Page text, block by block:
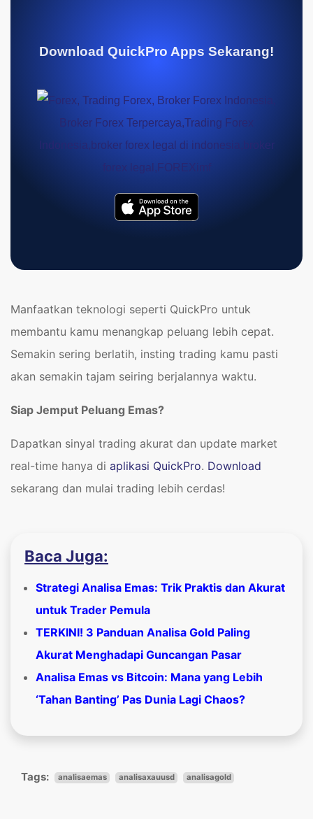
Download QuickPro Apps Sekarang!
Manfaatkan teknologi seperti QuickPro untuk
membantu kamu menangkap peluang lebih cepat.
Semakin sering berlatih, insting trading kamu pasti
akan semakin tajam seiring berjalannya waktu.
Siap Jemput Peluang Emas?
Dapatkan sinyal trading akurat dan update market
real-time hanya di aplikasi QuickPro. Download
sekarang dan mulai trading lebih cerdas!
Baca Juga:
Strategi Analisa Emas: Trik Praktis dan Akurat
untuk Trader Pemula
TERKINI! 3 Panduan Analisa Gold Paling
Akurat Menghadapi Guncangan Pasar
Analisa Emas vs Bitcoin: Mana yang Lebih
‘Tahan Banting’ Pas Dunia Lagi Chaos?
Tags: analisaemas analisaxauusd analisagold